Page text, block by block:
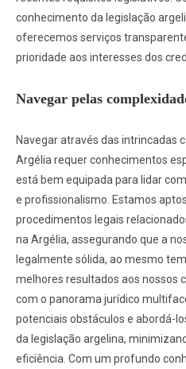
conhecimento da legislação
oferecemos serviços
prioridade aos interesses dos
Navegar pelas
Navegar através das intrincadas
Argélia requer conhecimentos
está bem equipada para lidar
e profissionalismo. Estamos
procedimentos legais
na Argélia, assegurando que a
legalmente sólida, ao mesmo
melhores resultados aos nossos
com o panorama jurídico
potenciais obstáculos e abordá-
da legislação argelina,
eficiência. Com um profundo